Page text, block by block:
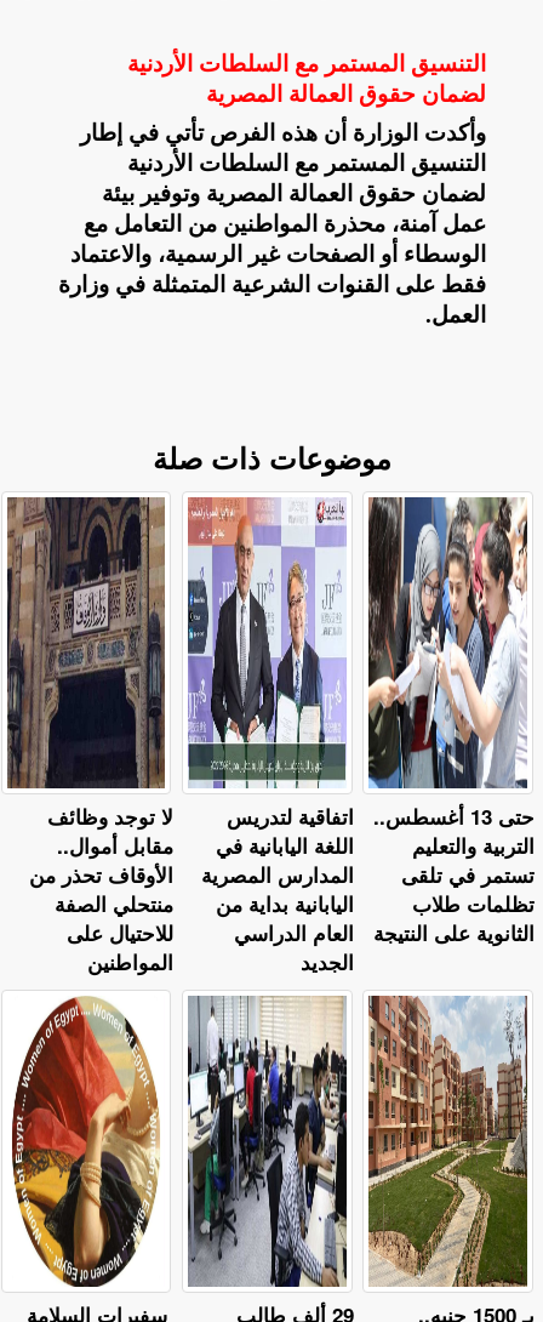
التنسيق المستمر مع السلطات الأردنية
لضمان حقوق العمالة المصرية
وأكدت الوزارة أن هذه الفرص تأتي في إطار
التنسيق المستمر مع السلطات الأردنية
لضمان حقوق العمالة المصرية وتوفير بيئة
عمل آمنة، محذرة المواطنين من التعامل مع
الوسطاء أو الصفحات غير الرسمية، والاعتماد
فقط على القنوات الشرعية المتمثلة في وزارة
العمل.
موضوعات ذات صلة
لا توجد وظائف
مقابل أموال..
الأوقاف تحذر من
منتحلي الصفة
للاحتيال على
المواطنين
اتفاقية لتدريس
اللغة اليابانية في
المدارس المصرية
اليابانية بداية من
العام الدراسي
الجديد
حتى 13 أغسطس..
التربية والتعليم
تستمر في تلقى
تظلمات طلاب
الثانوية على النتيجة
سفيرات السلامة 29 ألف طالب بـ 1500 جنيه..